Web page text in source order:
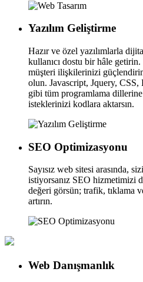
Yazılım Geliştirme
Hazır ve özel yazılımlarla
kullanıcı dostu bir hâle getirin.
müşteri ilişkilerinizi
olun. Javascript, Jquery,
gibi tüm programlama
isteklerinizi kodlara aktarsın.
SEO Optimizasyonu
Sayısız web sitesi arasında,
istiyorsanız SEO hizmetimizi
değeri görsün; trafik, tıklama
artırın.
Web Danışmanlık